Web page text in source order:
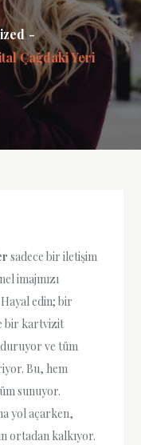
Çağdaki Yeri
sadece bir iletişim
imajınızı
edin; bir
bir kartvizit
ve tüm
Bu, hem
sunuyor.
yol açarken,
ortadan kalkıyor.